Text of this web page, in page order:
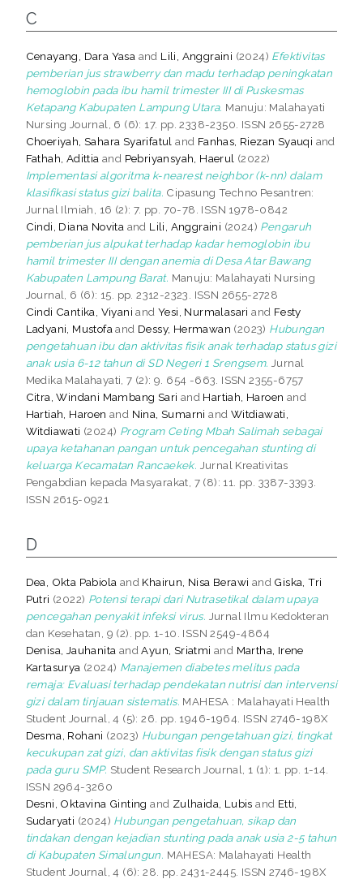
C
Cenayang, Dara Yasa and Lili, Anggraini (2024) Efektivitas
pemberian jus strawberry dan madu terhadap peningkatan
hemoglobin pada ibu hamil trimester III di Puskesmas
Ketapang Kabupaten Lampung Utara. Manuju: Malahayati
Nursing Journal, 6 (6): 17. pp. 2338-2350. ISSN 2655-2728
Choeriyah, Sahara Syarifatul and Fanhas, Riezan Syauqi and
Fathah, Adittia and Pebriyansyah, Haerul (2022)
Implementasi algoritma k-nearest neighbor (k-nn) dalam
klasifikasi status gizi balita. Cipasung Techno Pesantren:
Jurnal Ilmiah, 16 (2): 7. pp. 70-78. ISSN 1978-0842
Cindi, Diana Novita and Lili, Anggraini (2024) Pengaruh
pemberian jus alpukat terhadap kadar hemoglobin ibu
hamil trimester III dengan anemia di Desa Atar Bawang
Kabupaten Lampung Barat. Manuju: Malahayati Nursing
Journal, 6 (6): 15. pp. 2312-2323. ISSN 2655-2728
Cindi Cantika, Viyani andYesi, Nurmalasari and Festy
Ladyani, Mustofa and Dessy, Hermawan (2023) Hubungan
pengetahuan ibu dan aktivitas fisik anak terhadap status gizi
anak usia 6-12 tahun di SD Negeri 1 Srengsem. Jurnal
Medika Malahayati, 7 (2): 9. 654 -663. ISSN 2355-6757
Citra, Windani Mambang Sari and Hartiah, Haroen and
Hartiah, Haroen and Nina, Sumarni and Witdiawati,
Witdiawati (2024) Program Ceting Mbah Salimah sebagai
upaya ketahanan pangan untuk pencegahan stunting di
keluarga Kecamatan Rancaekek. Jurnal Kreativitas
Pengabdian kepada Masyarakat, 7 (8): 11. pp. 3387-3393.
ISSN 2615-0921
D
Dea, Okta Pabiola and Khairun, Nisa Berawi and Giska, Tri
Putri (2022) Potensi terapi dari Nutrasetikal dalam upaya
pencegahan penyakit infeksi virus. Jurnal Ilmu Kedokteran
dan Kesehatan, 9 (2). pp. 1-10. ISSN 2549-4864
Denisa, Jauhanita andAyun, Sriatmi and Martha, Irene
Kartasurya (2024) Manajemen diabetes melitus pada
remaja: Evaluasi terhadap pendekatan nutrisi dan intervensi
gizi dalam tinjauan sistematis. MAHESA : Malahayati Health
Student Journal, 4 (5): 26. pp. 1946-1964. ISSN 2746-198X
Desma, Rohani (2023) Hubungan pengetahuan gizi, tingkat
kecukupan zat gizi, dan aktivitas fisik dengan status gizi
pada guru SMP. Student Research Journal, 1 (1): 1. pp. 1-14.
ISSN 2964-3260
Desni, Oktavina Ginting and Zulhaida, Lubis and Etti,
Sudaryati (2024) Hubungan pengetahuan, sikap dan
tindakan dengan kejadian stunting pada anak usia 2-5 tahun
di Kabupaten Simalungun. MAHESA: Malahayati Health
Student Journal, 4 (6): 28. pp. 2431-2445. ISSN 2746-198X